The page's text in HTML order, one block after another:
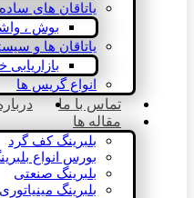
یاتاقان های ساده
بوش ،
یاتاقان ها و
بازاریابی
انواع گریس ها
تماس با ما
مقاله ها
بلبرینگ کف گرد
بورس انواع
بلبرینگ صنعتی
بلبرینگ مینیاتوری